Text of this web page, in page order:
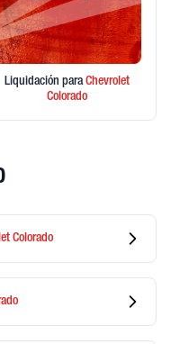
Liquidación paraChevrolet
Colorado
Colorado